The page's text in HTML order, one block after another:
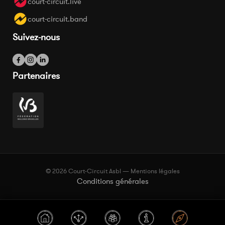
court-circuit.band
Suivez-nous
Partenaires
© 2026 Court-Circuit Asbl — Mentions légales
Conditions générales